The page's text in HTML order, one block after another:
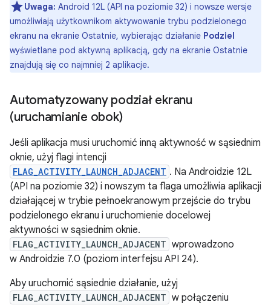
Uwaga: Android 12L (API na poziomie 32) i nowsze wersje
umożliwiają użytkownikom aktywowanie trybu podzielonego
ekranu na ekranie Ostatnie, wybierając działanie Podziel
wyświetlane pod aktywną aplikacją, gdy na ekranie Ostatnie
znajdują się co najmniej 2 aplikacje.
Automatyzowany podział ekranu
(uruchamianie obok)
Jeśli aplikacja musi uruchomić inną aktywność w sąsiednim
oknie, użyj flagi intencji
FLAG_ACTIVITY_LAUNCH_ADJACENT . Na Androidzie 12L
(API na poziomie 32) i nowszym ta flaga umożliwia aplikacji
działającej w trybie pełnoekranowym przejście do trybu
podzielonego ekranu i uruchomienie docelowej
aktywności w sąsiednim oknie.
FLAG_ACTIVITY_LAUNCH_ADJACENT wprowadzono
w Androidzie 7.0 (poziom interfejsu API 24).
Aby uruchomić sąsiednie działanie, użyj
FLAG_ACTIVITY_LAUNCH_ADJACENT w połączeniu